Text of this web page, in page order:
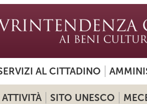
AL CITTADINO
ATTIVITÀ SITO UNESCO